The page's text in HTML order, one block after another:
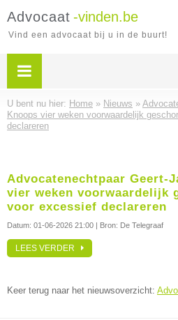
Advocaat -vinden.be
Vind een advocaat bij u in de buurt!
U bent nu hier: Home » Nieuws »
Knoops vier weken voorwaardelijk
declareren
Advocatenechtpaar Geert-
vier weken voorwaardelijk
voor excessief declareren
Datum: 01-06-2026 21:00 | Bron: De Telegraaf
LEES VERDER
Keer terug naar het nieuwsoverzicht: